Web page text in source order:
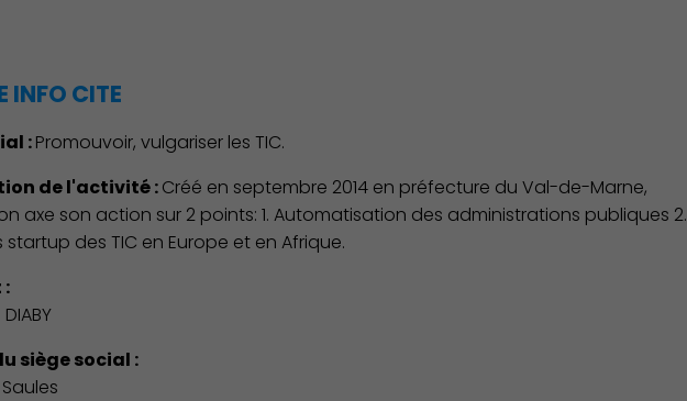
INFO CITE
:Promouvoir, vulgariser les TIC.
de l'activité :Créé en septembre 2014 en préfecture du Val-de-Marne,
axe son action sur 2 points: 1. Automatisation des administrations publiques 2.
startup des TIC en Europe et en Afrique.
:
siège social :